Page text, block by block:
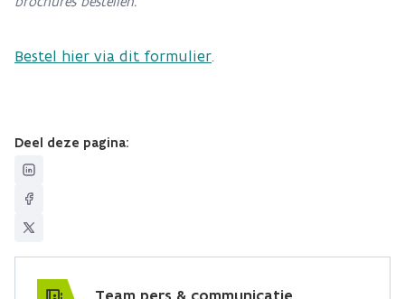
Bestel hier via dit formulier
Deel deze pagina: